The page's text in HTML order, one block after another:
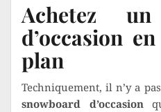
Achetez
d’occasion
plan
Techniquement, il n’y a
snowboard d’occasion